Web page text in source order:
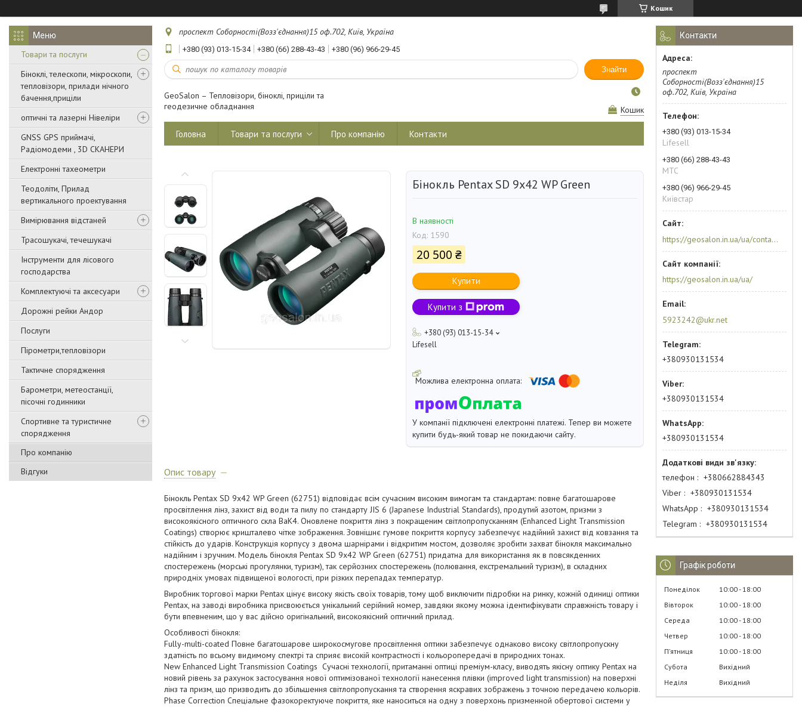
Кошик
Товари та послуги
Біноклі, телескопи, мікроскопи,
тепловізори, прилади нічного
бачення,приціли
оптичні та лазерні Нівеліри
GNSS GPS приймачі,
Радіомодеми , 3D СКАНЕРИ
Електронні тахеометри
Теодоліти, Прилад
вертикального проектування
Вимірювання відстаней
Трасошукачі, течешукачі
Інструменти для лісового
господарства
Комплектуючі та аксесуари
Дорожні рейки Андор
Послуги
Пірометри,тепловізори
Тактичне спорядження
Барометри, метеостанції,
пісочні годинники
Спортивне та туристичне
спорядження
Про компанію
Відгуки
проспект Соборності(Возз'єднання)15 оф.702, Київ, Україна
+380 (93) 013-15-34 +380 (66) 288-43-43 +380 (96) 966-29-45
Знайти
GeoSalon – Тепловізори, біноклі, приціли та
геодезичне обладнання
Кошик
Головна Товари та послуги Про компанію Контакти
Бінокль Pentax SD 9х42 WP Green
В наявності
Код: 1590
20 500 ₴
Купити
Купити з
+380 (93) 013-15-34
Lifesell
У компанії підключені електронні платежі. Тепер ви можете
купити будь-який товар не покидаючи сайту.
Опис товару
Бінокль Pentax SD 9х42 WP Green (62751) відповідає всім сучасним високим вимогам та стандартам: повне багатошарове
просвітлення лінз, захист від води та пилу по стандарту JIS 6 (Japanese Industrial Standards), продутий азотом, призми з
високоякісного оптичного скла BaK4. Оновлене покриття лінз з покращеним світлопропусканням (Enhanced Light Transmission
Coatings) створює кришталево чітке зображення. Зовнішнє гумове покриття корпусу забезпечує надійний захист від ковзання та
стійкість до ударів. Конструкція корпусу з двома шарнірами і відкритим мостом, дозволяє зробити захват бінокля максимально
надійним і зручним. Модель бінокля Pentax SD 9х42 WP Green (62751) придатна для використання як в повсякденних
спостережень (морські прогулянки, туризм), так серйозних спостережень (полювання, екстремальний туризм), в складних
природніх умовах підвищеної вологості, при різких перепадах температур.
Виробник торгової марки Pentax цінує високу якість своїх товарів, тому щоб виключити підробки на ринку, кожній одиниці оптики
Pentax, на заводі виробника присвоюється унікальний серійний номер, завдяки якому можна ідентифікувати справжність товару і
бути впевненим, що у вас дійсно оригінальний, високоякісний оптичний прилад.
Особливості бінокля:
Fully-multi-coated Повне багатошарове широкосмугове просвітлення оптики забезпечує однаково високу світлопропускну
здатність по всьому видимому спектрі та сприяє високій контрастності і кольоропередачі в природних тонах.
New Enhanced Light Transmission Coatings Сучасні технології, притаманні оптиці преміум-класу, виводять якісну оптику Pentax на
новий рівень за рахунок застосування нової оптимізованої технології нанесення плівки (improved light transmission) на поверхні
лінз та призм, що призводить до збільшення світлопропускання та створення яскравих зображень з точною передачею кольорів.
Phase Correction Спеціальне фазокоректуюче покриття, яке наноситься на одну з поверхонь призменной обертової системи у
Контакти
проспект
Соборності(Возз'єднання)15
оф.702, Київ, Україна
+380 (93) 013-15-34
Lifesell
+380 (66) 288-43-43
МТС
+380 (96) 966-29-45
Київстар
https://geosalon.in.ua/ua/contacts
https://geosalon.in.ua/ua/
5923242@ukr.net
+380930131534
+380930131534
+380930131534
телефон
+380662884343
Viber
+380930131534
WhatsApp
+380930131534
Telegram
+380930131534
Графік роботи
Понеділок 10:00 18:00
Вівторок
10:00 18:00
Середа
10:00 18:00
Четвер
10:00 18:00
Пʼятниця
10:00 18:00
Субота
Вихідний
Неділя
Вихідний